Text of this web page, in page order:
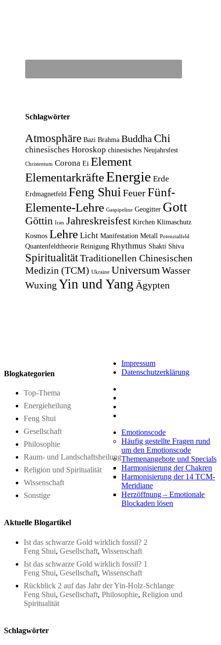
Schlagwörter
Atmosphäre Bazi Brahma Buddha Chi
chinesisches Horoskop chinesisches Neujahrsfest
Christentum Corona Ei Element
ElementarkräfteEnergie Erde
Erdmagnetfeld Feng Shui Feuer Fünf-
Elemente-Lehre Gaspipeline Geogitter Gott
Göttin Iran Jahreskreisfest Kirchen Klimaschutz
Kosmos Lehre Licht Manifestation Metall Potenzialfeld
Quantenfeldtheorie Reinigung Rhythmus Shakti Shiva
Spiritualität Traditionellen Chinesischen
Medizin (TCM) Ukraine Universum Wasser
Wuxing Yin und Yang Ägypten
Blogkategorien
Top-Thema
Energieheilung
Feng Shui
Gesellschaft
Philosophie
Raum- und Landschaftsheilung
Religion und Spiritualität
Wissenschaft
Sonstige
Aktuelle Blogartikel
Ist das schwarze Gold wirklich fossil? 2
Feng Shui, Gesellschaft, Wissenschaft
Ist das schwarze Gold wirklich fossil? 1
Feng Shui, Gesellschaft, Wissenschaft
Rückblick 2 auf das Jahr der Yin-Holz-Schlange
Feng Shui, Gesellschaft, Philosophie, Religion und
Spiritualität
Schlagwörter
Impressum
Datenschutzerklärung
Emotionscode
Häufig gestellte Fragen rund
um den Emotionscode
Themenangebote und Specials
Harmonisierung der Chakren
Harmonisierung der 14 TCM-
Meridiane
Herzöffnung – Emotionale
Blockaden lösen